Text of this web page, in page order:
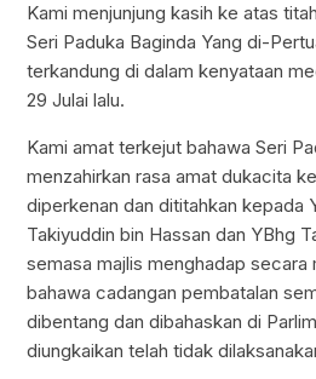
Kami menjunjung kasih ke atas
Seri Paduka Baginda Yang di-
terkandung di dalam kenyataan
29 Julai lalu.
Kami amat terkejut bahawa Seri
menzahirkan rasa amat dukacita
diperkenan dan dititahkan kepada
Takiyuddin bin Hassan dan YBhg
semasa majlis menghadap secara
bahawa cadangan pembatalan
dibentang dan dibahaskan di
diungkaikan telah tidak